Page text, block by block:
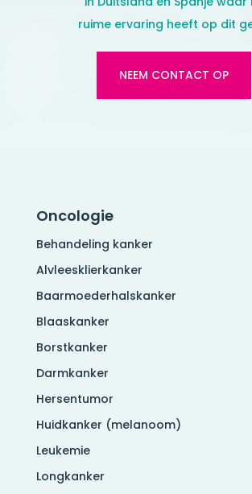
ruime ervaring heeft op dit
NEEM CONTACT OP
Oncologie
Behandeling kanker
Alvleesklierkanker
Baarmoederhalskanker
Blaaskanker
Borstkanker
Darmkanker
Hersentumor
Huidkanker (melanoom)
Leukemie
Longkanker